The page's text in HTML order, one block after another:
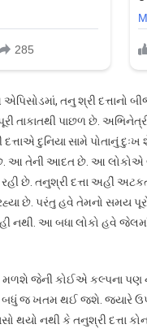
તનુ શ્રી દત્તાનો
તાકાતથી પાછળ છે.
દુનિયા સામે પોતાનું
છે. આ તેની આદત છે. આ
રહી છે. તનુશ્રી દત્તા
રહ્યા છે. પરંતુ હવે તેમનો
નથી. આ બધા લોકો હવે
જેની કોઈએ કલ્પના પણ
જ ખતમ થઈ જશે. જ્યારે
થયો નથી કે તનુશ્રી દત્તા